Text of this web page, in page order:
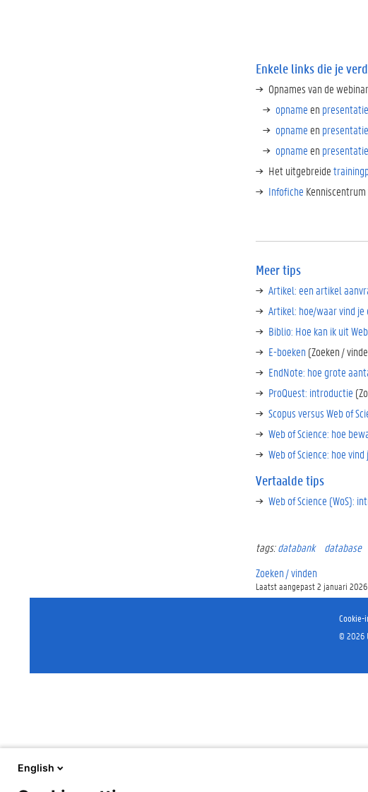
Enkele links die je
Opnames van de
opname en presentatie
opname en presentatie
opname en presentatie
Het uitgebreide
Infofiche
Meer tips
Artikel: een artikel
Artikel: hoe/waar vind
Biblio: Hoe kan ik uit
E-boeken (Zoeken /
EndNote: hoe grote
ProQuest: introductie
Scopus versus Web of
Web of Science: hoe
Web of Science: hoe
Vertaalde tips
Web of Science (WoS):
tags:databank database
Zoeken / vinden
Laatst aangepast 2 januari 2026
©2026
English